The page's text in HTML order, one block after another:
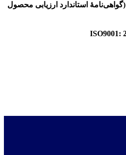
دارای گواهی نامۀ CE (گواهی‌نامۀ استاندارد ارزیابی محصول